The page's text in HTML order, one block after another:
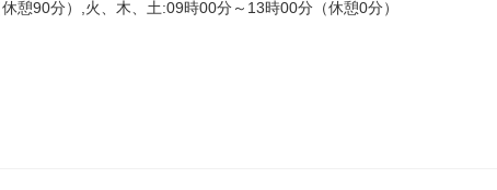
憩90分）,火、木、土:09時00分～13時00分（休憩0分）